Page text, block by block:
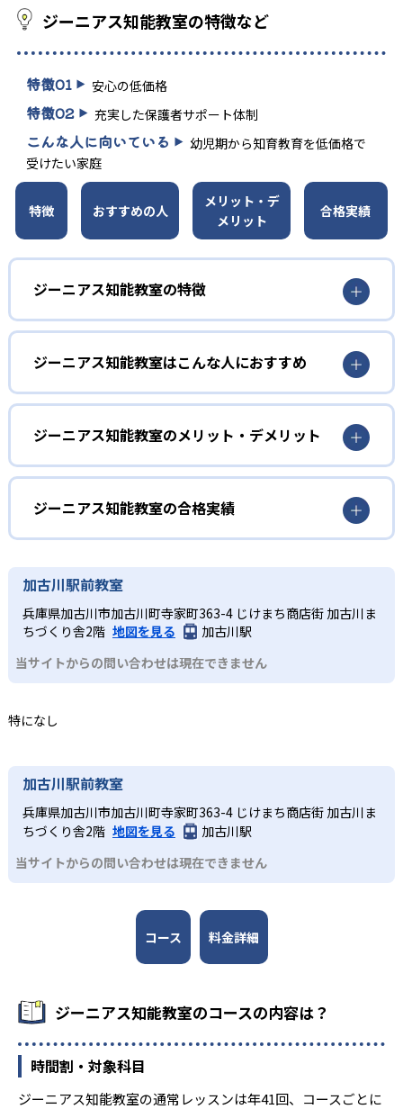
ジーニアス知能教室の特徴など
特徴01 安心の低価格
特徴02 充実した保護者サポート体制
こんな人に向いている
幼児期から知育教育を低価格で
受けたい家庭
特徴 おすすめの人
メリット・デ
メリット
合格実績
ジーニアス知能教室の特徴
1
安心の低価格
公民館や講師宅を教室として活用するなどして授業料を抑
えている。
母親講座や心理学・食育を学ぶPM講座などの保護者向け講
座も用意しており、保護者のメンタルの安定もサポートす
る。
科学教室やロボット教室、英語教室も選べる。小学校受験
にも対応している。
ジーニアス知能教室はこんな人におすすめ
1
プレコース（1〜3歳）
未就園児を対象に、パズルや歌などの知的要素を含む遊び
を通じて準備段階の知能教育を行う。1歳から3歳という感
受性の高い時期に英語のリズムにも自然に触れることで、
語学的センスも育成できる。親子一緒に参加し、家庭での
関わり方のヒントも得られる。
2
Tコース（3〜4歳）
「なぜ?なに?」という疑問を持ち始める時期に合わせ、図
形や数の課題を通じて受容的・集中的思考力を養成する。4
色積み木や積み上げ課題で指示理解力を高め、好奇心を満
社会性や論理的思考を強化するゲーム形式の課題を中心に
展開し、慣用句カルタやストーリー作成などで拡散的・転
換的思考力を育む。学習塾へのスムーズな移行を図りつ
つ、自ら考える力の基礎を築く。
ジーニアス知能教室のメリット・デメリット
どんなメリットがある?
公民館や講師宅を活用した低コスト運営により、学びを受
けやすい授業料を実現。母親講座やPM講座などの保護者サ
ポートにより、家庭での教育環境を最適化できる。小学校
受験では全教室で100%合格を達成し、知能教育と実戦的な
面接・絵画練習を組み合わせた指導で総合力を伸ばすこと
が可能である。オンライン個別コースもあるため、自宅で
の学習可能。
どんなデメリットがある?
開講エリアが大阪府下を中心としているため、地域によっ
名まで、個別クラスは2名までと小規模であるため、スケジ
用が発生する。また、知能教育に特化しているため、算数
や国語などの一般的な授業を希望する場合は、補習が必要
である。
ジーニアス知能教室の合格実績
ジーニアス知能教室は合格実績を公式サイトで公開してい
ない。
加古川駅前教室
兵庫県加古川市加古川町寺家町363-4 じけまち商店街 加古川ま
ちづくり舎2階 地図を見る
加古川駅
当サイトからの問い合わせは現在できません
特になし
加古川駅前教室
兵庫県加古川市加古川町寺家町363-4 じけまち商店街 加古川ま
ちづくり舎2階 地図を見る
加古川駅
当サイトからの問い合わせは現在できません
コース 料金詳細
ジーニアス知能教室のコースの内容は？
時間割・対象科目
ジーニアス知能教室の通常レッスンは年41回、コースごとに